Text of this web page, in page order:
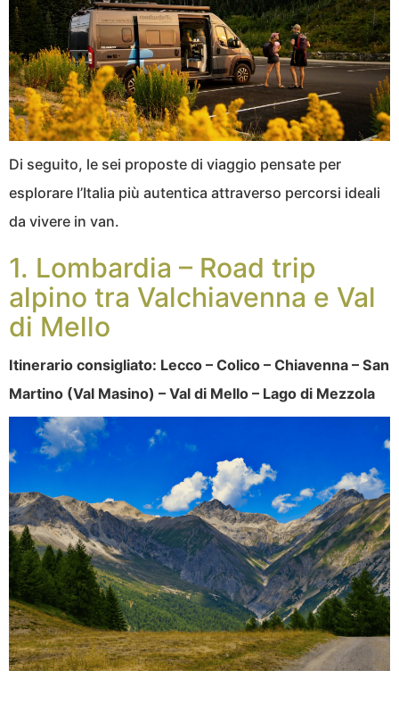
Di seguito, le sei proposte di viaggio pensate per
esplorare l’Italia più autentica attraverso percorsi ideali
da vivere in van.
1. Lombardia – Road trip
alpino tra Valchiavenna e Val
di Mello
Itinerario consigliato: Lecco – Colico – Chiavenna – San
Martino (Val Masino) – Val di Mello – Lago di Mezzola